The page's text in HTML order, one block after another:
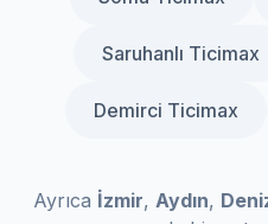
Saruhanlı Ticimax
Demirci Ticimax
Ayrıca İzmir, Aydın,